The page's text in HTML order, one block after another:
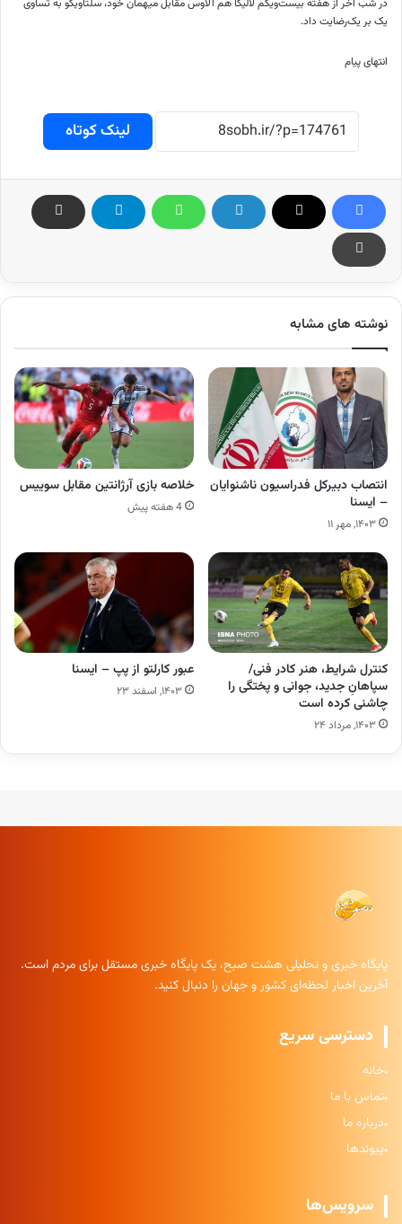
در شب آخر از هفته بیست‌ویکم لالیگا هم آلاوس مقابل میهمان خود، سلتاویگو به تساوی
یک بر یک‌رضایت داد.
انتهای پیام
لینک کوتاه
نوشته های مشابه
انتصاب دبیرکل فدراسیون ناشنوایان
– ایسنا
۱۴۰۳, مهر ۱۱
خلاصه بازی آرژانتین مقابل سوییس
4 هفته پیش
کنترل شرایط، هنر کادر فنی/
سپاهانِ جدید، جوانی و پختگی را
چاشنی کرده است
۱۴۰۳, مرداد ۲۴
عبور کارلتو از پپ – ایسنا
۱۴۰۳, اسفند ۲۳
پایگاه خبری و تحلیلی هشت صبح، یک پایگاه خبری مستقل برای مردم است.
آخرین اخبار لحظه‌ای کشور و جهان را دنبال کنید.
دسترسی سریع
خانه
تماس با ما
درباره ما
پیوندها
سرویس‌ها